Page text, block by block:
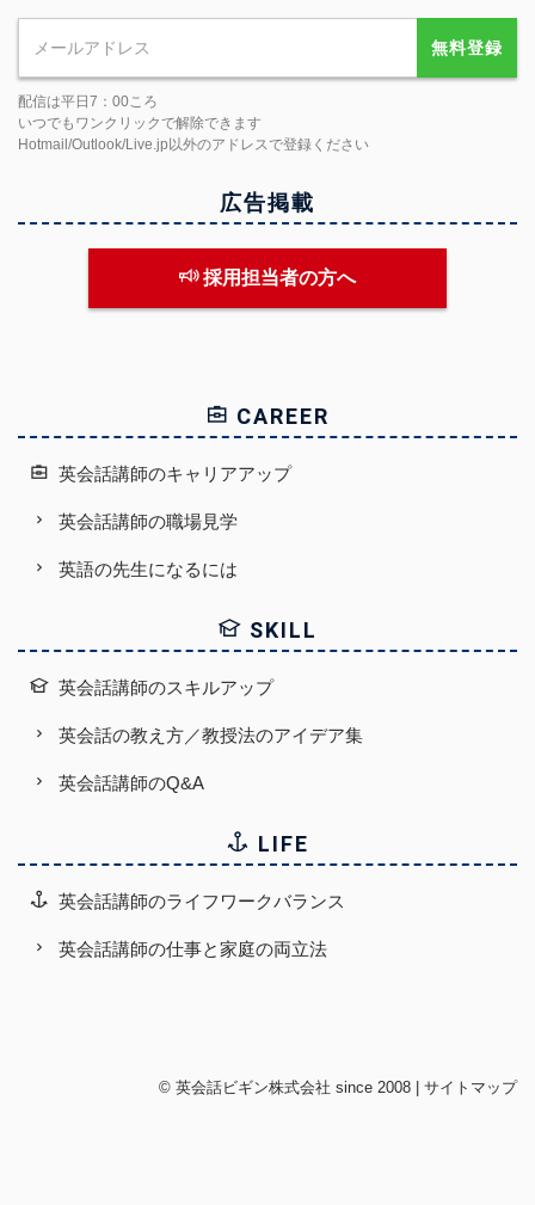
無料登録
配信は平日7：00ころ
いつでもワンクリックで解除できます
Hotmail/Outlook/Live.jp以外のアドレスで登録ください
広告掲載
採用担当者の方へ
CAREER
英会話講師のキャリアアップ
英会話講師の職場見学
英語の先生になるには
SKILL
英会話講師のスキルアップ
英会話の教え方／教授法のアイデア集
英会話講師のQ&A
LIFE
英会話講師のライフワークバランス
英会話講師の仕事と家庭の両立法
© 英会話ビギン株式会社 since 2008 | サイトマップ